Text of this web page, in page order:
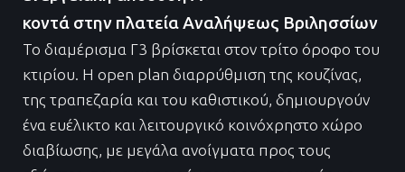
κοντά στην πλατεία Αναλήψεως Βριλησσίων
Το διαμέρισμα Γ3 βρίσκεται στον τρίτο όροφο του
κτιρίου. Η οpen plan διαρρύθμιση της κουζίνας,
της τραπεζαρία και του καθιστικού, δημιουργούν
ένα ευέλικτο και λειτουργικό κοινόχρηστο χώρο
διαβίωσης, με μεγάλα ανοίγματα προς τους